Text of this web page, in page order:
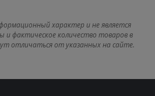
характер и не является
и фактическое количество товаров в
отличаться от указанных на сайте.